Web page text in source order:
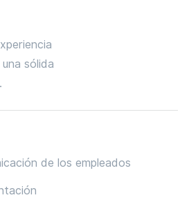
sólida
de los empleados